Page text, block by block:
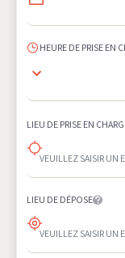
HEURE DE PRISE EN
LIEU DE PRISE EN
LIEU DE DÉPOSE